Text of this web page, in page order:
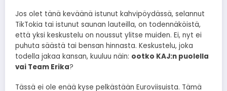
Jos olet tänä keväänä istunut kahvipöydässä, selannut
TikTokia tai istunut saunan lauteilla, on todennäköistä,
että yksi keskustelu on noussut ylitse muiden. Ei, nyt ei
puhuta säästä tai bensan hinnasta. Keskustelu, joka
todella jakaa kansan, kuuluu näin: ootko KAJ:n puolella
vai Team Erika?
Tässä ei ole enää kyse pelkästään Euroviisuista. Tämä